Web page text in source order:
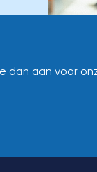
dan aan voor